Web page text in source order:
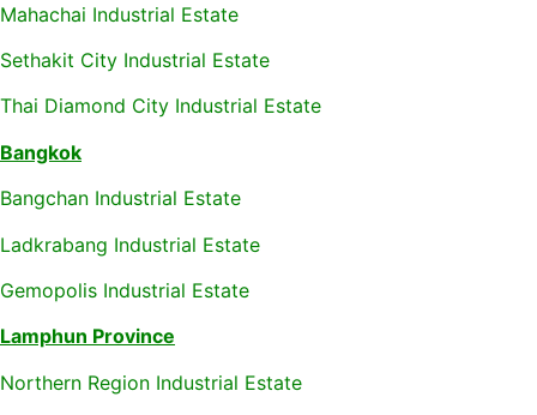
Mahachai Industrial Estate
Sethakit City Industrial Estate
Thai Diamond City Industrial Estate
Bangkok
Bangchan Industrial Estate
Ladkrabang Industrial Estate
Gemopolis Industrial Estate
Lamphun Province
Northern Region Industrial Estate